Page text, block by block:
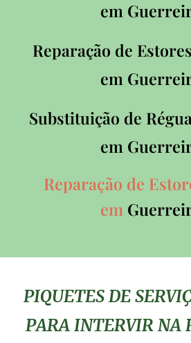
em
Reparação de
em
Substituição de
em
Reparação de
em
PIQUETES DE
PARA INTERVIR NA